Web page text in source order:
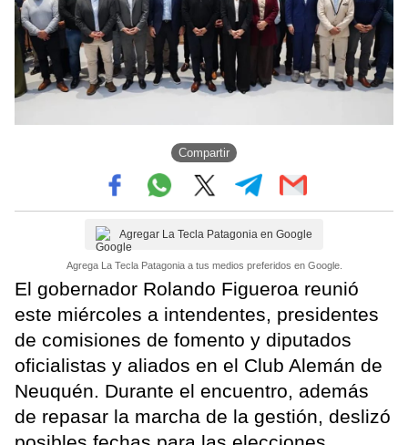
Compartir
Agregar La Tecla Patagonia en Google
Agrega La Tecla Patagonia a tus medios preferidos en Google.
El gobernador Rolando Figueroa reunió
este miércoles a intendentes, presidentes
de comisiones de fomento y diputados
oficialistas y aliados en el Club Alemán de
Neuquén. Durante el encuentro, además
de repasar la marcha de la gestión, deslizó